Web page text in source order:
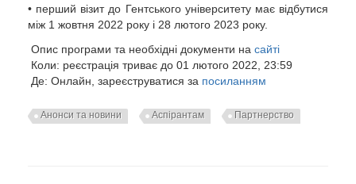
• перший візит до Гентського університету має відбутися
між 1 жовтня 2022 року і 28 лютого 2023 року.
Опис програми та необхідні документи на сайті
Коли: реєстрація триває до 01 лютого 2022, 23:59
Де: Онлайн, зареєструватися за посиланням
Анонси та новини Аспірантам Партнерство